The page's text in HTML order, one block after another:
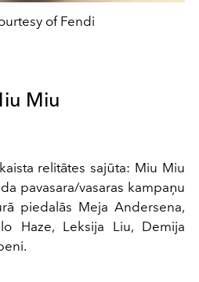
of Fendi
Miu
relitātes sajūta: Miu Miu
pavasara/vasaras kampaņu
piedalās Meja Andersena,
Haze, Leksija Liu, Demija